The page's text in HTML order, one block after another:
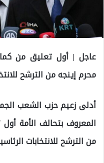
عاجل | أول تعليق من
محرم إينجه من الترشح
أدلى زعيم حزب الشعب
المعروف بتحالف الأمة
من الترشح للانتخابات الرئاسية